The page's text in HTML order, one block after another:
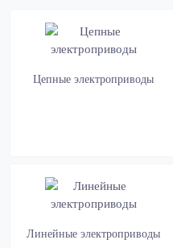
Цепные электроприводы
Линейные электроприводы